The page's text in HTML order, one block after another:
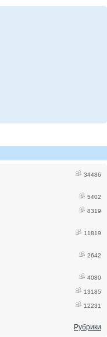
34486
5402
8319
11819
2642
4080
13185
12231
Рубрики